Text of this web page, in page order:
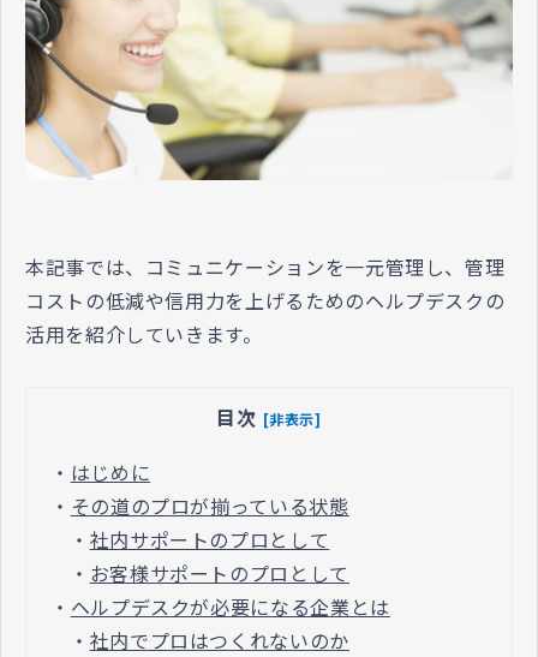
本記事では、コミュニケーションを一元管理し、管理
コストの低減や信用力を上げるためのヘルプデスクの
活用を紹介していきます。
目次 [非表示]
・ はじめに
・ その道のプロが揃っている状態
・ 社内サポートのプロとして
・ お客様サポートのプロとして
・ ヘルプデスクが必要になる企業とは
・ 社内でプロはつくれないのか